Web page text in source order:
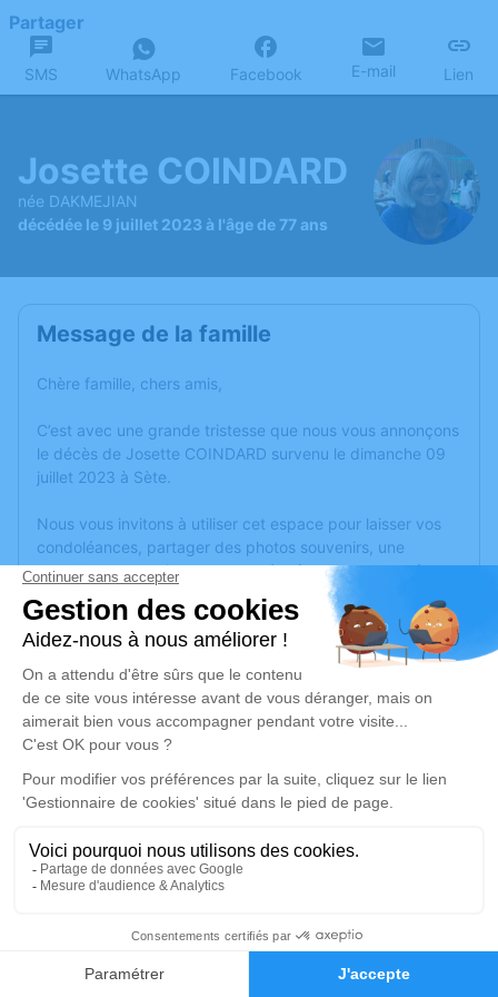
Faire-part Hommages
Partager
SMS WhatsApp Facebook E-mail Lien
Josette COINDARD
née DAKMEJIAN
décédée le 9 juillet 2023 à l'âge de 77 ans
Message de la famille
Chère famille, chers amis,
C’est avec une grande tristesse que nous vous annonçons
le décès de Josette COINDARD survenu le dimanche 09
juillet 2023 à Sète.
Nous vous invitons à utiliser cet espace pour laisser vos
condoléances, partager des photos souvenirs, une
anecdote ou exprimer vos pensées à travers des poèmes
ou des textes. Cet endroit est un lieu d'expression dédié à
honorer la mémoire de Josette COINDARD.
Je rends hommage
Cérémonie religieuse
mercredi 12 juillet 2023 à 16h30
Complexe Funéraire de Grammont de
1 Avenue Albert Einstein
34000 Montpellier
Je rends hommage